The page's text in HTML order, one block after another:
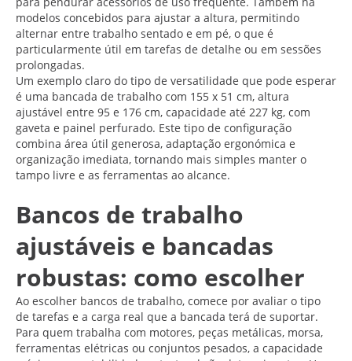
modelos concebidos para ajustar a altura, permitindo
alternar entre trabalho sentado e em pé, o que é
particularmente útil em tarefas de detalhe ou em sessões
prolongadas.
Um exemplo claro do tipo de versatilidade que pode esperar
é uma bancada de trabalho com 155 x 51 cm, altura
ajustável entre 95 e 176 cm, capacidade até 227 kg, com
gaveta e painel perfurado. Este tipo de configuração
combina área útil generosa, adaptação ergonómica e
organização imediata, tornando mais simples manter o
tampo livre e as ferramentas ao alcance.
Bancos de trabalho
ajustáveis e bancadas
robustas: como escolher
Ao escolher bancos de trabalho, comece por avaliar o tipo
de tarefas e a carga real que a bancada terá de suportar.
Para quem trabalha com motores, peças metálicas, morsa,
ferramentas elétricas ou conjuntos pesados, a capacidade